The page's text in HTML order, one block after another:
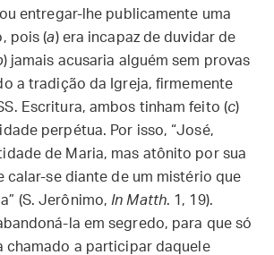
entregar-lhe publicamente uma
pois (a) era incapaz de duvidar de
) jamais acusaria alguém sem provas
a tradição da Igreja, firmemente
Escritura, ambos tinham feito (c)
perpétua. Por isso, “José,
de Maria, mas atônito por sua
calar-se diante de um mistério que
(S. Jerônimo, In Matth. 1, 19).
la em segredo, para que só
chamado a participar daquele